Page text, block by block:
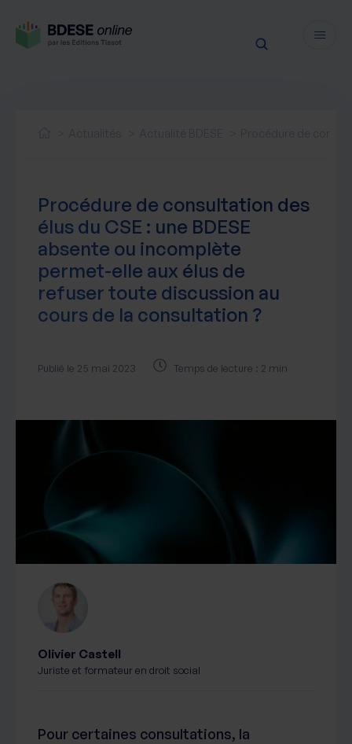
Actualités produit
Notre newsletter
Nos webinaires
Nos livres blancs
Nos accompagnements
Procédure de consultation des
élus du CSE : une BDESE
absente ou incomplète
permet-elle aux élus de
refuser toute discussion au
cours de la consultation ?
Publié le 25 mai 2023 Temps de lecture : 2 min
Pour certaines consultations, la
Olivier Castell
Juriste et formateur en droit social